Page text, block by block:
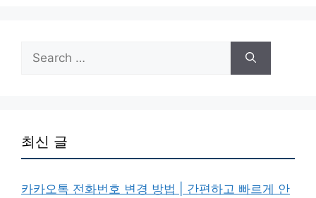
for:
최신 글
카카오톡 전화번호 변경 방법 | 간편하고 빠르게 안